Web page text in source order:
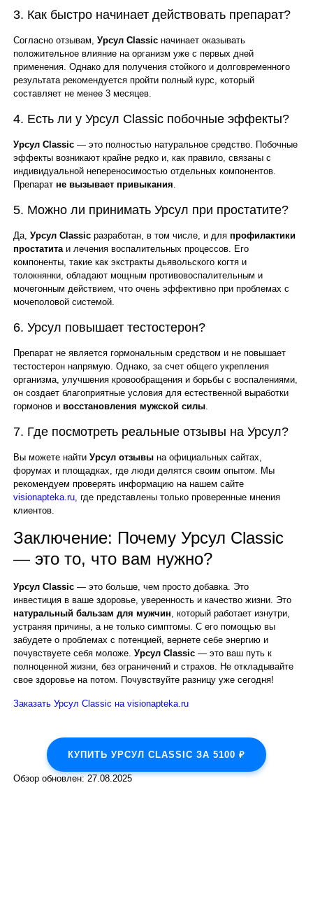
3. Как быстро начинает действовать препарат?
Согласно отзывам,Урсул Classic начинает оказывать
положительное влияние на организм уже с первых дней
применения. Однако для получения стойкого и долговременного
результата рекомендуется пройти полный курс, который
составляет не менее 3 месяцев.
4. Есть ли у Урсул Classic побочные эффекты?
Урсул Classic — это полностью натуральное средство. Побочные
эффекты возникают крайне редко и, как правило, связаны с
индивидуальной непереносимостью отдельных компонентов.
Препаратне вызывает привыкания
5. Можно ли принимать Урсул при простатите?
Да,Урсул Classic разработан, в том числе, и дляпрофилактики
простатита и лечения воспалительных процессов. Его
компоненты, такие как экстракты дьявольского когтя и
толокнянки, обладают мощным противовоспалительным и
мочегонным действием, что очень эффективно при проблемах с
мочеполовой системой.
6. Урсул повышает тестостерон?
Препарат не является гормональным средством и не повышает
тестостерон напрямую. Однако, за счет общего укрепления
организма, улучшения кровообращения и борьбы с воспалениями,
он создает благоприятные условия для естественной выработки
гормонов ивосстановления мужской силы
7. Где посмотреть реальные отзывы на Урсул?
Вы можете найтиУрсул отзывы на официальных сайтах,
форумах и площадках, где люди делятся своим опытом. Мы
рекомендуем проверять информацию на нашем сайте
visionapteka.ru , где представлены только проверенные мнения
клиентов.
Заключение: Почему Урсул Classic
— это то, что вам нужно?
Урсул Classic — это больше, чем просто добавка. Это
инвестиция в ваше здоровье, уверенность и качество жизни. Это
натуральный бальзам для мужчин , который работает изнутри,
устраняя причины, а не только симптомы. С его помощью вы
забудете о проблемах с потенцией, вернете себе энергию и
почувствуете себя моложе.Урсул Classic — это ваш путь к
полноценной жизни, без ограничений и страхов. Не откладывайте
свое здоровье на потом. Почувствуйте разницу уже сегодня!
Заказать Урсул Classic на visionapteka.ru
КУПИТЬ УРСУЛ CLASSIC ЗА 5100 ₽
Обзор обновлен:27.08.2025